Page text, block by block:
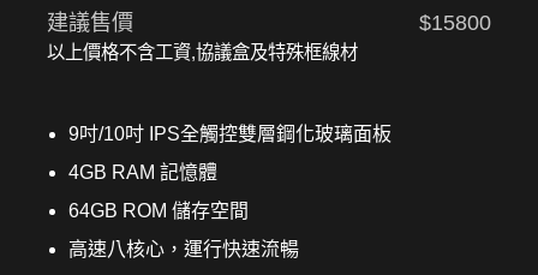
建議售價 $15800
以上價格不含工資,協議盒及特殊框線材
9吋/10吋 IPS全觸控雙層鋼化玻璃面板
4GB RAM 記憶體
64GB ROM 儲存空間
高速八核心，運行快速流暢